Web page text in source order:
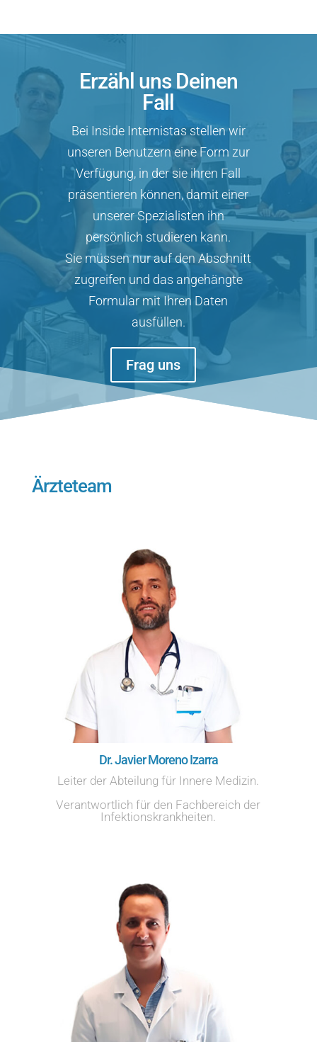
Erzähl uns Deinen
Fall
Bei Inside Internistas stellen wir
unseren Benutzern eine Form zur
Verfügung, in der sie ihren Fall
präsentieren können, damit einer
unserer Spezialisten ihn
persönlich studieren kann.
Sie müssen nur auf den Abschnitt
zugreifen und das angehängte
Formular mit Ihren Daten
ausfüllen.
Frag uns
Ärzteteam
Dr. Javier Moreno Izarra
Leiter der Abteilung für Innere Medizin.
Verantwortlich für den Fachbereich der
Infektionskrankheiten.